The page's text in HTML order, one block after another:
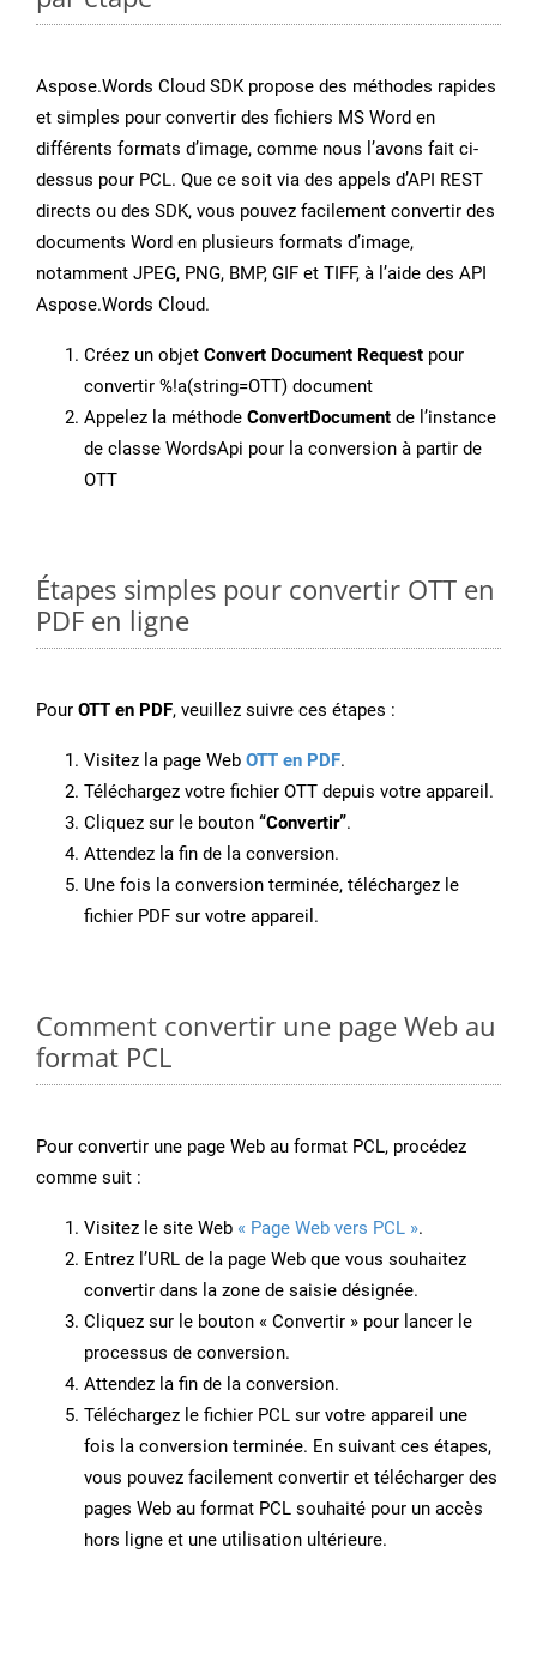
Aspose.Words Cloud SDK propose des méthodes rapides
et simples pour convertir des fichiers MS Word en
différents formats d’image, comme nous l’avons fait ci-
dessus pour PCL. Que ce soit via des appels d’API REST
directs ou des SDK, vous pouvez facilement convertir des
documents Word en plusieurs formats d’image,
notamment JPEG, PNG, BMP, GIF et TIFF, à l’aide des API
Aspose.Words Cloud.
Créez un objet Convert Document Request pour
convertir %!a(string=OTT) document
Appelez la méthode ConvertDocument de l’instance
de classe WordsApi pour la conversion à partir de
OTT
Étapes simples pour convertir OTT en
PDF en ligne
Pour OTT en PDF, veuillez suivre ces étapes :
Visitez la page Web OTT en PDF.
Téléchargez votre fichier OTT depuis votre appareil.
Cliquez sur le bouton “Convertir”.
Attendez la fin de la conversion.
Une fois la conversion terminée, téléchargez le
fichier PDF sur votre appareil.
Comment convertir une page Web au
format PCL
Pour convertir une page Web au format PCL, procédez
comme suit :
Visitez le site Web « Page Web vers PCL ».
Entrez l’URL de la page Web que vous souhaitez
convertir dans la zone de saisie désignée.
Cliquez sur le bouton « Convertir » pour lancer le
processus de conversion.
Attendez la fin de la conversion.
Téléchargez le fichier PCL sur votre appareil une
fois la conversion terminée. En suivant ces étapes,
vous pouvez facilement convertir et télécharger des
pages Web au format PCL souhaité pour un accès
hors ligne et une utilisation ultérieure.